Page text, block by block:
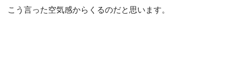
こう言った空気感からくるのだと思います。